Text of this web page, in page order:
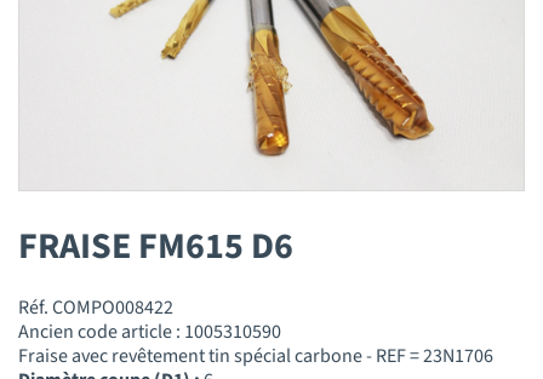
FRAISE FM615 D6
Réf. COMPO008422
Ancien code article : 1005310590
Fraise avec revêtement tin spécial carbone - REF = 23N1706